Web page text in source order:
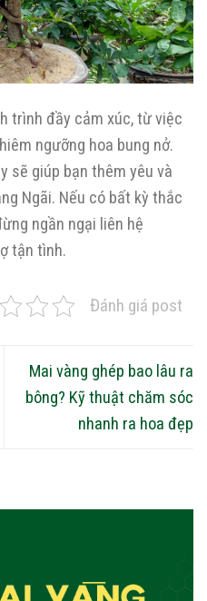
trình đầy cảm xúc, từ việc
ngưỡng hoa bung nở.
sẽ giúp bạn thêm yêu và
Ngãi. Nếu có bất kỳ thắc
ngần ngại liên hệ
tận tình.
Đánh giá post
Mai vàng ghép bao lâu ra
bông? Kỹ thuật chăm sóc
nhanh ra hoa đẹp